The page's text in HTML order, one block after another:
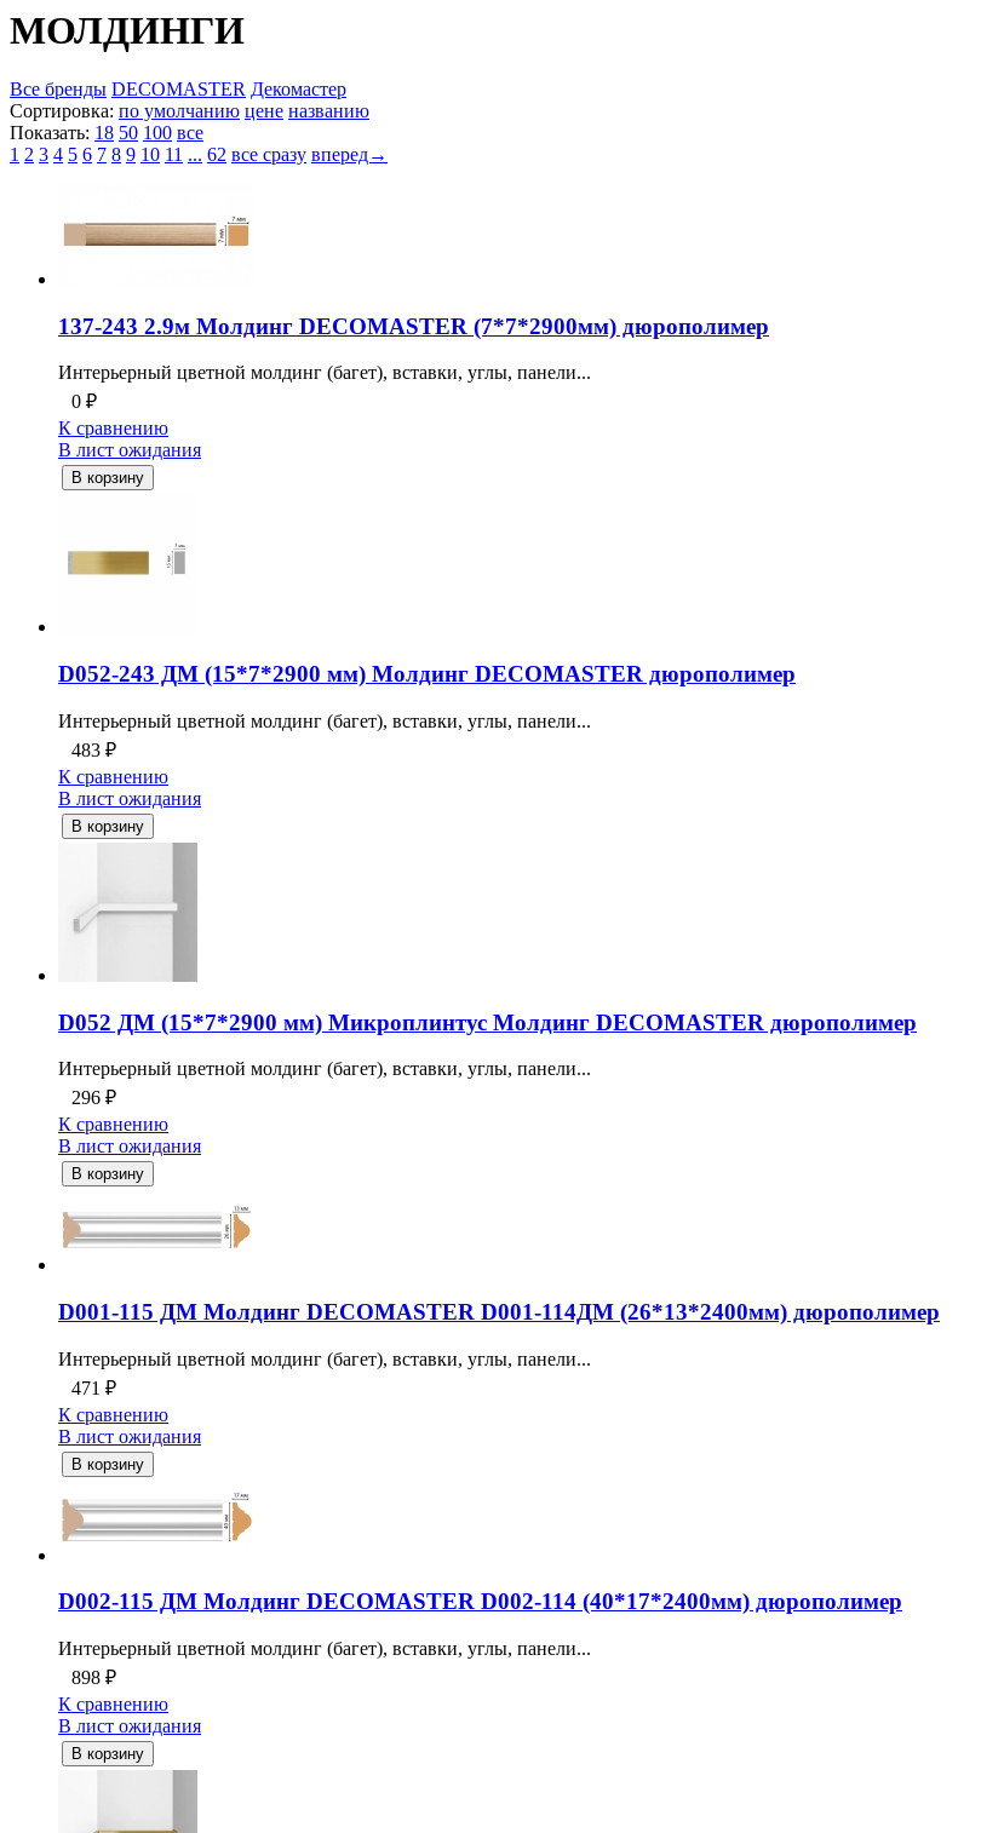
МОЛДИНГИ
Все бренды DECOMASTER Декомастер
Сортировка: по умолчанию цене названию
Показать: 18 50 100 все
1 2 3 4 5 6 7 8 9 10 11 ... 62 все сразу вперед→
137-243 2.9м Молдинг DECOMASTER (7*7*2900мм) дюрополимер
Интерьерный цветной молдинг (багет), вставки, углы, панели...
0 ₽
К сравнению
В лист ожидания
В корзину
D052-243 ДМ (15*7*2900 мм) Молдинг DECOMASTER дюрополимер
Интерьерный цветной молдинг (багет), вставки, углы, панели...
483 ₽
К сравнению
В лист ожидания
В корзину
D052 ДМ (15*7*2900 мм) Микроплинтус Молдинг DECOMASTER дюрополимер
Интерьерный цветной молдинг (багет), вставки, углы, панели...
296 ₽
К сравнению
В лист ожидания
В корзину
D001-115 ДМ Молдинг DECOMASTER D001-114ДМ (26*13*2400мм) дюрополимер
Интерьерный цветной молдинг (багет), вставки, углы, панели...
471 ₽
К сравнению
В лист ожидания
В корзину
D002-115 ДМ Молдинг DECOMASTER D002-114 (40*17*2400мм) дюрополимер
Интерьерный цветной молдинг (багет), вставки, углы, панели...
898 ₽
К сравнению
В лист ожидания
В корзину